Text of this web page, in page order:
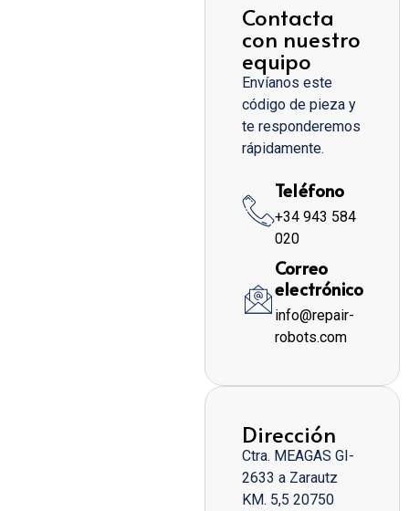
Contacta
con nuestro
equipo
Envíanos este
código de pieza y
te responderemos
rápidamente.
Teléfono
+34 943 584
020
Correo
electrónico
info@repair-
robots.com
Dirección
Ctra. MEAGAS GI-
2633 a Zarautz
KM. 5,5 20750